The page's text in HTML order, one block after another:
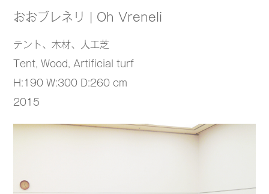
おおブレネリ | Oh Vreneli
テント、木材、人工芝
Tent, Wood, Artificial turf
H:190 W:300 D:260 cm
2015